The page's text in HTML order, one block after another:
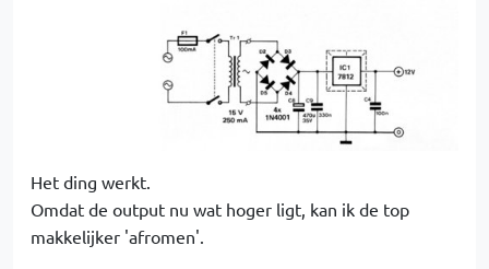
Het ding werkt.
Omdat de output nu wat hoger ligt, kan ik de top
makkelijker 'afromen'.